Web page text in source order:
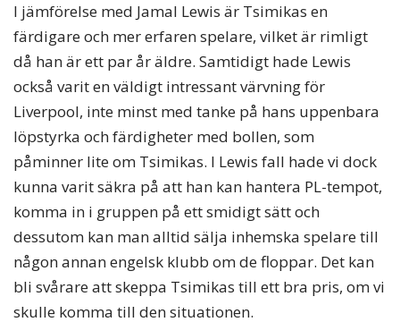
I jämförelse med Jamal Lewis är Tsimikas en
färdigare och mer erfaren spelare, vilket är rimligt
då han är ett par år äldre. Samtidigt hade Lewis
också varit en väldigt intressant värvning för
Liverpool, inte minst med tanke på hans uppenbara
löpstyrka och färdigheter med bollen, som
påminner lite om Tsimikas. I Lewis fall hade vi dock
kunna varit säkra på att han kan hantera PL-tempot,
komma in i gruppen på ett smidigt sätt och
dessutom kan man alltid sälja inhemska spelare till
någon annan engelsk klubb om de floppar. Det kan
bli svårare att skeppa Tsimikas till ett bra pris, om vi
skulle komma till den situationen.